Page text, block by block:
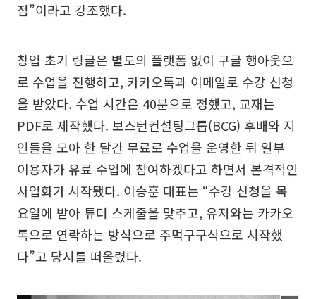
점”이라고 강조했다.
창업 초기 링글은 별도의 플랫폼 없이 구글 행아웃으
로 수업을 진행하고, 카카오톡과 이메일로 수강 신청
을 받았다. 수업 시간은 40분으로 정했고, 교재는
PDF로 제작했다. 보스턴컨설팅그룹(BCG) 후배와 지
인들을 모아 한 달간 무료로 수업을 운영한 뒤 일부
이용자가 유료 수업에 참여하겠다고 하면서 본격적인
사업화가 시작됐다. 이승훈 대표는 “수강 신청을 목
요일에 받아 튜터 스케줄을 맞추고, 유저와는 카카오
톡으로 연락하는 방식으로 주먹구구식으로 시작했
다”고 당시를 떠올렸다.